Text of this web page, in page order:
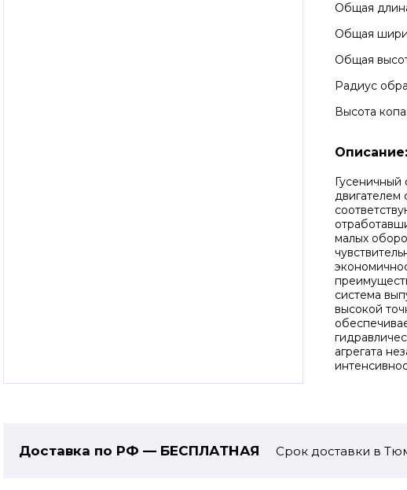
Общая
Общая
Общая
Радиус
Высота
Описание:
Гусеничный
двигателем
малых
система
высокой
агрегата
Доставка по РФ — БЕСПЛАТНАЯ Срок доставки в